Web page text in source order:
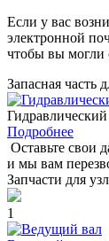
Если у вас
электронной
чтобы вы могли
Запасная часть
Подробнее
Оставьте свои
и мы вам
Запчасти для
1